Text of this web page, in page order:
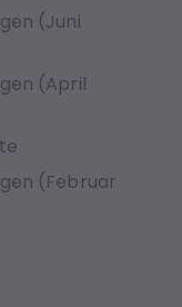
(Juni
(April
(Februar